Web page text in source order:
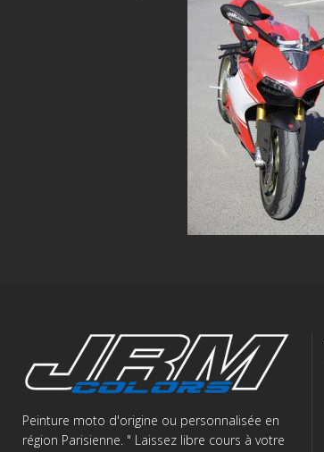
Peinture moto d'origine ou personnalisée en
région Parisienne. " Laissez libre cours à votre